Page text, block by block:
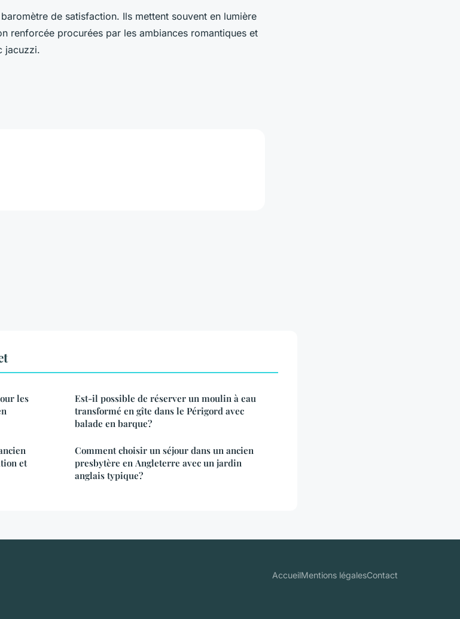
de satisfaction. Ils mettent souvent en lumière
renforcée procurées par les ambiances romantiques et
jacuzzi.
les
et
Est-il possible de réserver un moulin à eau
transformé en gîte dans le Périgord avec
balade en barque?
Comment choisir un séjour dans un ancien
presbytère en Angleterre avec un jardin
anglais typique?
AccueilMentions légalesContact